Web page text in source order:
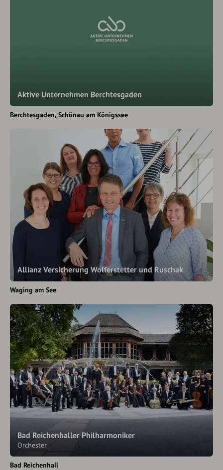
Aktive Unternehmen Berchtesgaden
Berchtesgaden Schönau am Königssee
Allianz Versicherung Wolferstetter und Ruschak
Waging am See
Bad Reichenhaller Philharmoniker
Orchester
Bad Reichenhall